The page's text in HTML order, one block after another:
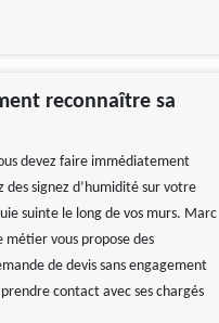
reconnaître sa
devez faire immédiatement
des signez d’humidité sur votre
suinte le long de vos murs. Marc
vous propose des
de devis sans engagement
contact avec ses chargés